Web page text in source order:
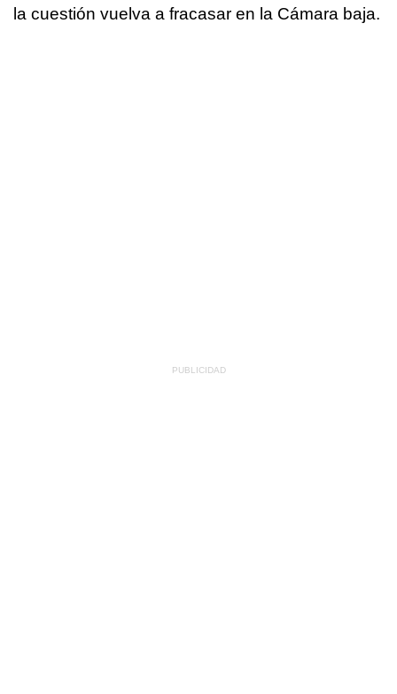
la cuestión vuelva a fracasar en la Cámara baja.